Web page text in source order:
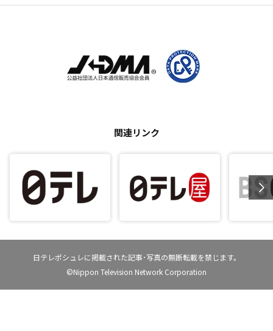
関連リンク
日テレポシュレに掲載された記事･写真の無断転載を禁じます。
©Nippon Television Network Corporation